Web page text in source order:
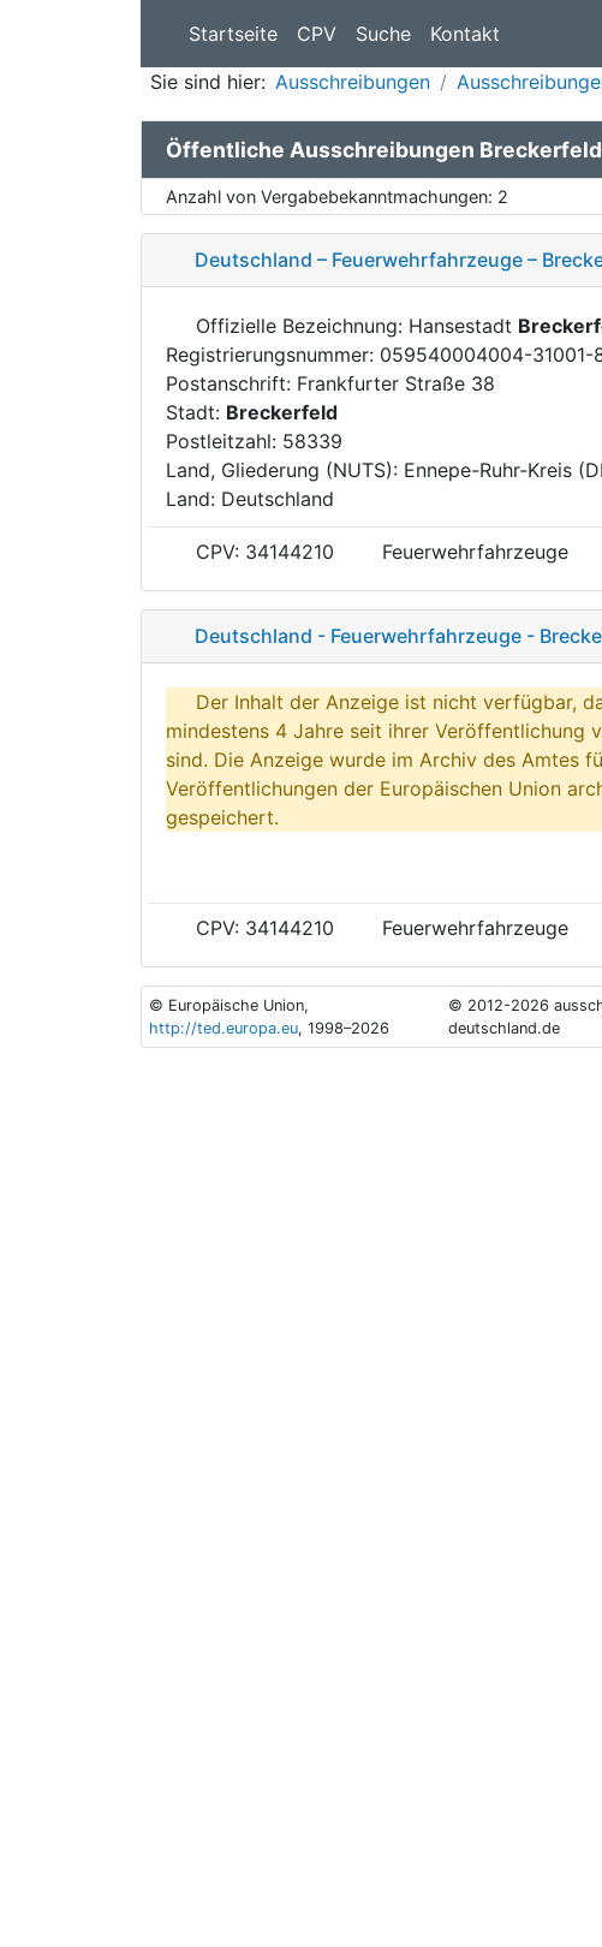
Startseite CPV Suche Kontakt
Sie sind hier: Ausschreibungen
Öffentliche Ausschreibungen Breckerfeld
Anzahl von Vergabebekanntmachungen: 2
Deutschland – Feuerwehrfahrzeuge –
Offizielle Bezeichnung: Hansestadt
Registrierungsnummer: 059540004004-31001-
Postanschrift: Frankfurter Straße 38
Stadt: Breckerfeld
Postleitzahl: 58339
Land, Gliederung (NUTS): Ennepe-Ruhr-Kreis
Land: Deutschland
CPV: 34144210 Feuerwehrfahrzeuge
Deutschland - Feuerwehrfahrzeuge -
Der Inhalt der Anzeige ist nicht verfügbar,
mindestens 4 Jahre seit ihrer Veröffentlichung
sind. Die Anzeige wurde im Archiv des Amtes
Veröffentlichungen der Europäischen Union
gespeichert.
CPV: 34144210 Feuerwehrfahrzeuge
© Europäische Union,
http://ted.europa.eu, 1998–2026
© 2012-2026
deutschland.de